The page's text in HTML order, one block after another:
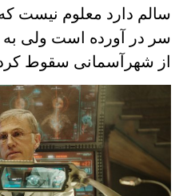
سالم دارد معلوم نیست که
سر در آورده است ولی به
از شهرآسمانی سقوط